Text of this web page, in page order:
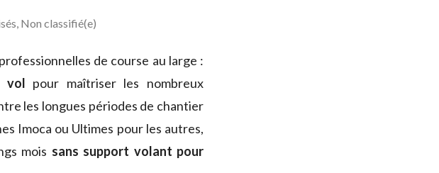
, Non classifié(e)
de course au large :
vol pour maîtriser les nombreux
les longues périodes de chantier
Imoca ou Ultimes pour les autres,
mois sans support volant pour